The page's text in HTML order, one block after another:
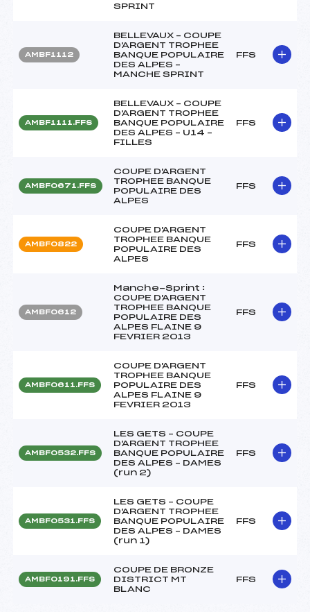
SPRINT
AMBF1112
BELLEVAUX – COUPE
D'ARGENT TROPHEE
BANQUE POPULAIRE
DES ALPES –
MANCHE SPRINT
FFS
AMBF1111.FFS
BELLEVAUX – COUPE
D'ARGENT TROPHEE
BANQUE POPULAIRE
DES ALPES – U14 –
FILLES
FFS
AMBF0671.FFS
COUPE D'ARGENT
TROPHEE BANQUE
POPULAIRE DES
ALPES
FFS
AMBF0822
COUPE D'ARGENT
TROPHEE BANQUE
POPULAIRE DES
ALPES
FFS
AMBF0612
Manche-Sprint :
COUPE D'ARGENT
TROPHEE BANQUE
POPULAIRE DES
ALPES FLAINE 9
FEVRIER 2013
FFS
AMBF0611.FFS
COUPE D'ARGENT
TROPHEE BANQUE
POPULAIRE DES
ALPES FLAINE 9
FEVRIER 2013
FFS
AMBF0532.FFS
LES GETS – COUPE
D'ARGENT TROPHEE
BANQUE POPULAIRE
DES ALPES – DAMES
(run 2)
FFS
AMBF0531.FFS
LES GETS – COUPE
D'ARGENT TROPHEE
BANQUE POPULAIRE
DES ALPES – DAMES
(run 1)
FFS
AMBF0191.FFS
COUPE DE BRONZE
DISTRICT MT
BLANC
FFS